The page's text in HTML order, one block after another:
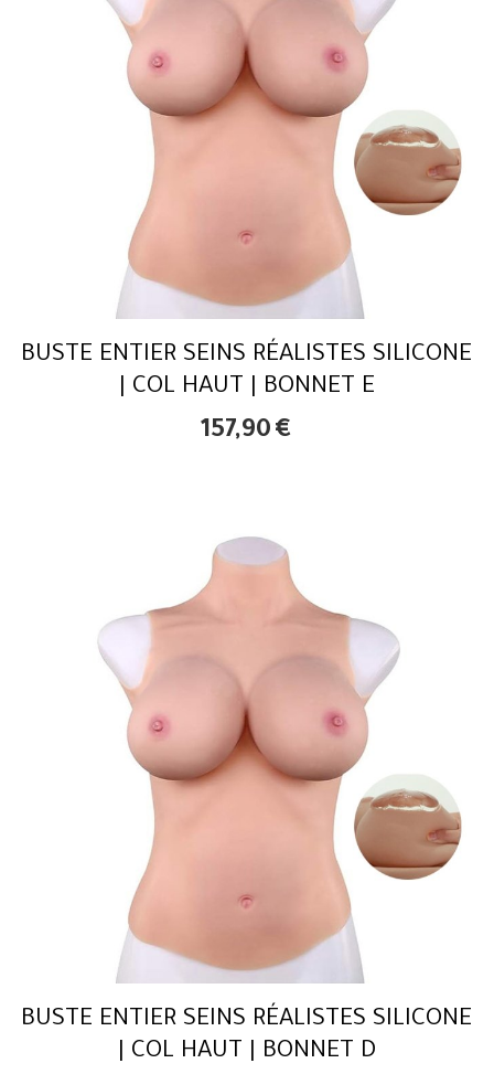
BUSTE ENTIER SEINS RÉALISTES SILICONE
| COL HAUT | BONNET E
157,90 €
BUSTE ENTIER SEINS RÉALISTES SILICONE
| COL HAUT | BONNET D